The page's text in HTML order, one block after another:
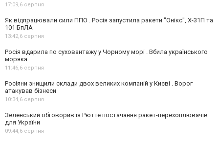
17:09,6 серпня
Як відпрацювали сили ППО . Росія запустила ракети "Онікс", Х-31П та
101 БпЛА
13:42,6 серпня
Росія вдарила по суховантажу у Чорному морі . Вбила українського
моряка
11:46,6 серпня
Росіяни знищили склади двох великих компаній у Києві . Ворог
атакував бізнеси
10:34,6 серпня
Зеленський обговорив із Рютте постачання ракет-перехоплювачів
для України
09:44,6 серпня